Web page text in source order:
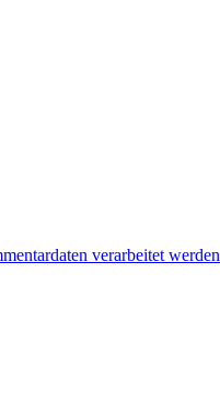
verarbeitet werden